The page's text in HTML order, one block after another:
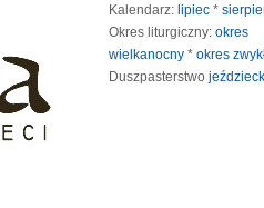
Kalendarz: lipiec*
Okres liturgiczny: okres
wielkanocny* okres
Duszpasterstwo